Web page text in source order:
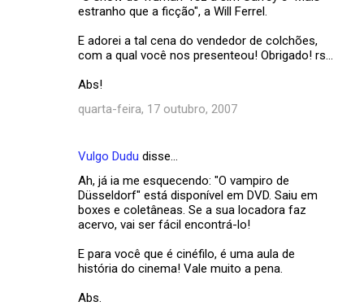
estranho que a ficção", a Will Ferrel.
E adorei a tal cena do vendedor de colchões,
com a qual você nos presenteou! Obrigado! rs...
Abs!
quarta-feira, 17 outubro, 2007
Vulgo Dudu disse…
Ah, já ia me esquecendo: "O vampiro de
Düsseldorf" está disponível em DVD. Saiu em
boxes e coletâneas. Se a sua locadora faz
acervo, vai ser fácil encontrá-lo!
E para você que é cinéfilo, é uma aula de
história do cinema! Vale muito a pena.
Abs.